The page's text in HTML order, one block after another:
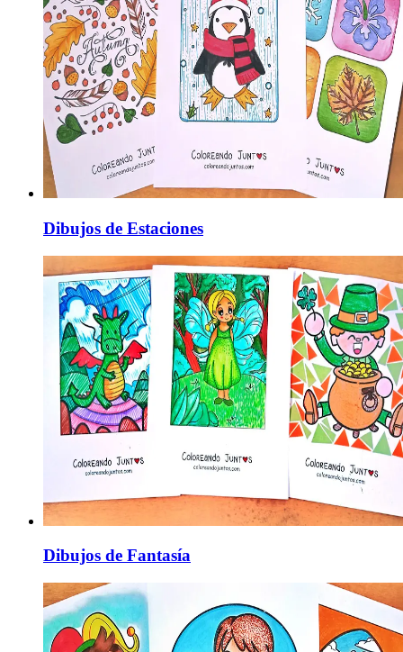
Dibujos de Estaciones
Dibujos de Fantasía